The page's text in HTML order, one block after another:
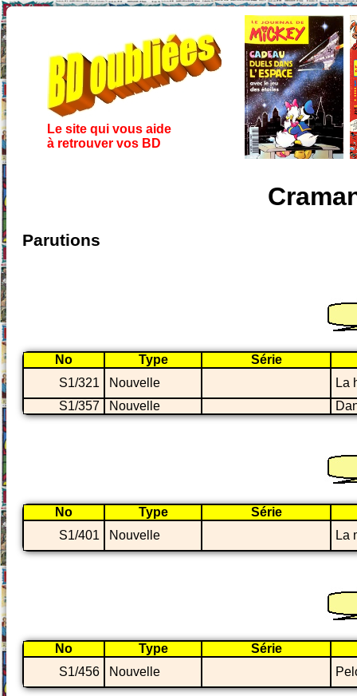
Le site qui vous aide
à retrouver vos BD
Parutions
No Type
Série
S1/321
Nouvelle
La
S1/357
Nouvelle
No Type
Série
S1/401
Nouvelle La
No Type
Série
S1/456
Nouvelle